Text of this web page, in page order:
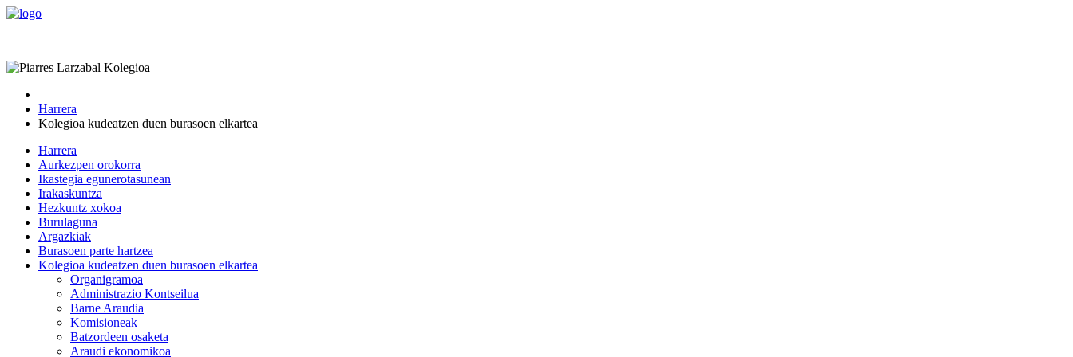
Harrera
Kolegioa kudeatzen duen burasoen elkartea
Harrera
Aurkezpen orokorra
Ikastegia egunerotasunean
Irakaskuntza
Hezkuntz xokoa
Burulaguna
Argazkiak
Burasoen parte hartzea
Kolegioa kudeatzen duen burasoen elkartea
Organigramoa
Administrazio Kontseilua
Barne Araudia
Komisioneak
Batzordeen osaketa
Araudi ekonomikoa